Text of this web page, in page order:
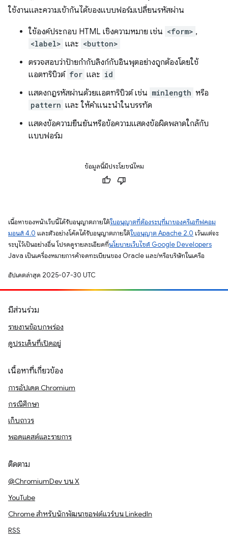
ใช้งานและความเข้ากันได้ของแบบฟอร์มเปลี่ยนรหัสผ่าน
ใช้องค์ประกอบ HTML เชิงความหมาย เช่น <form> ,
<label> และ <button>
ตรวจสอบว่าป้ายกำกับลิงก์กับอินพุตอย่างถูกต้องโดยใช้
แอตทริบิวต์ for และ id
แสดงกฎรหัสผ่านด้วยแอตทริบิวต์ เช่น minlength หรือ
pattern และ ให้คำแนะนำในบรรทัด
แสดงข้อความยืนยันหรือข้อความแสดงข้อผิดพลาดใกล้กับ
แบบฟอร์ม
ข้อมูลนี้มีประโยชน์ไหม
เนื้อหาของหน้าเว็บนี้ได้รับอนุญาตภายใต้ใบอนุญาตที่ต้องระบุที่มาของครีเอทีฟคอม
มอนส์ 4.0 และตัวอย่างโค้ดได้รับอนุญาตภายใต้ใบอนุญาต Apache 2.0 เว้นแต่จะ
ระบุไว้เป็นอย่างอื่น โปรดดูรายละเอียดที่นโยบายเว็บไซต์ Google Developers
Java เป็นเครื่องหมายการค้าจดทะเบียนของ Oracle และ/หรือบริษัทในเครือ
อัปเดตล่าสุด 2025-07-30 UTC
มีส่วนร่วม
รายงานข้อบกพร่อง
ดูประเด็นที่เปิดอยู่
เนื้อหาที่เกี่ยวข้อง
การอัปเดต Chromium
กรณีศึกษา
เก็บถาวร
พอดแคสต์และรายการ
ติดตาม
@ChromiumDev บน X
YouTube
Chrome สำหรับนักพัฒนาซอฟต์แวร์บน LinkedIn
RSS